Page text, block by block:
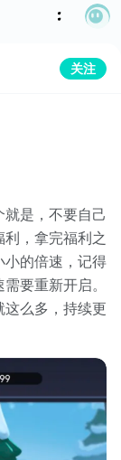
关注
是，不要自己
，拿完福利之
小的倍速，记得
要重新开启。
么多，持续更